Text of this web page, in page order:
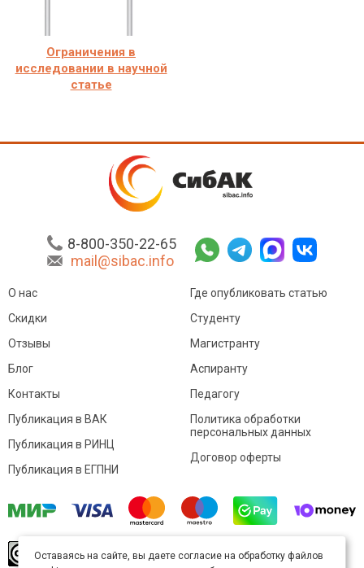
Ограничения в
исследовании в научной
статье
8-800-350-22-65
mail@sibac.info
О нас
Скидки
Отзывы
Блог
Контакты
Где опубликовать статью
Студенту
Магистранту
Аспиранту
Педагогу
Публикация в ВАК
Публикация в РИНЦ
Публикация в ЕГПНИ
Политика обработки
персональных данных
Договор оферты
произведение доступно полицензии Creative
Оставаясь на сайте, вы даете согласие на обработку файлов